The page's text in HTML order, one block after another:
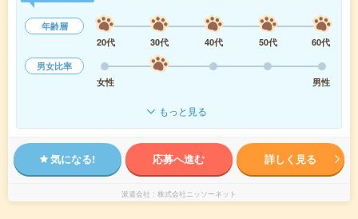
年齢層
20代
30代 40代 50代
60代
男女比率
女性
男性
もっと見る
気になる! 応募へ進む 詳しく見る
派遣会社 株式会社ニッソーネット